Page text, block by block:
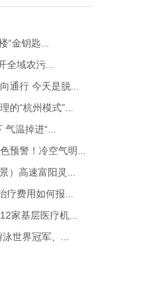
“金钥匙...
全域农污...
通行 今天是脱...
的“杭州模式”...
温掉进“...
预警！冷空气明...
）高速富阳灵...
疗费用如何报...
家基层医疗机...
世界冠军、...